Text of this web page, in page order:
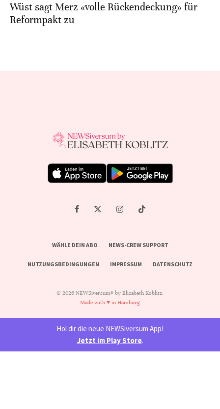
Wüst sagt Merz «volle Rückendeckung» für
Reformpakt zu
WÄHLE DEIN ABO NEWS-CREW SUPPORT
NUTZUNGSBEDINGUNGEN IMPRESSUM DATENSCHUTZ
© 2026 NEWSiversum® by Elisabeth Koblitz.
Made with ♥ in Hamburg
Hol dir die neue NEWSiversum App!
Jetzt im Play Store.